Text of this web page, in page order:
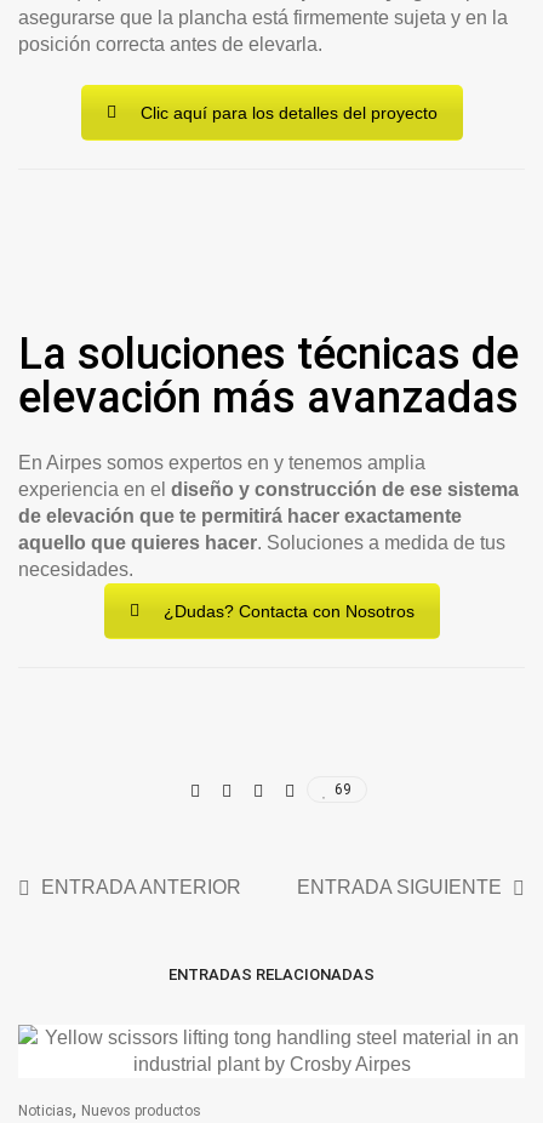
asegurarse que la plancha está firmemente sujeta y en la
posición correcta antes de elevarla.
Clic aquí para los detalles del proyecto
La soluciones técnicas de
elevación más avanzadas
En Airpes somos expertos en y tenemos amplia
experiencia en el diseño y construcción de ese sistema
de elevación que te permitirá hacer exactamente
aquello que quieres hacer. Soluciones a medida de tus
necesidades.
¿Dudas? Contacta con Nosotros
69
ENTRADA ANTERIOR ENTRADA SIGUIENTE
ENTRADAS RELACIONADAS
Noticias, Nuevos productos